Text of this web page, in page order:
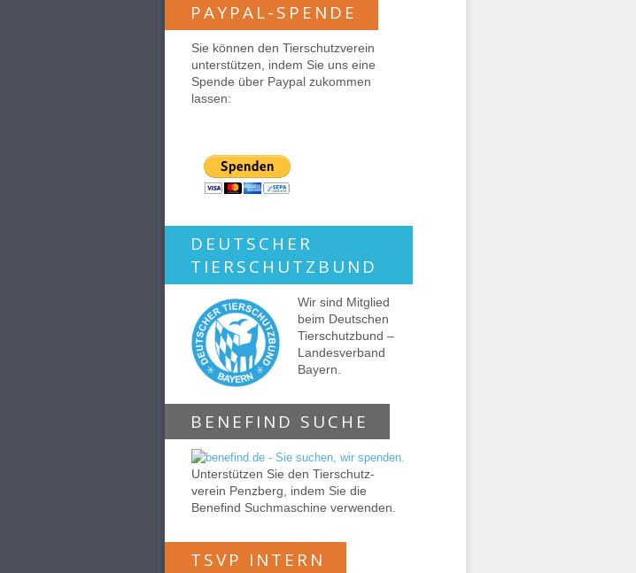
PAYPAL-SPENDE
Sie können den Tierschutzverein
unterstützen, indem Sie uns eine
Spende über Paypal zukommen
lassen:
DEUTSCHER
TIERSCHUTZBUND
Wir sind Mitglied
beim Deutschen
Tierschutzbund –
Landesverband
Bayern.
BENEFIND SUCHE
Unterstützen Sie den Tierschutz-
verein Penzberg, indem Sie die
Benefind Suchmaschine verwenden.
TSVP INTERN